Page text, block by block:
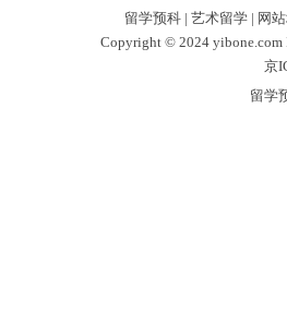
留学预科| 艺术留学| 网
Copyright © 2024 yibone.com
京
留学